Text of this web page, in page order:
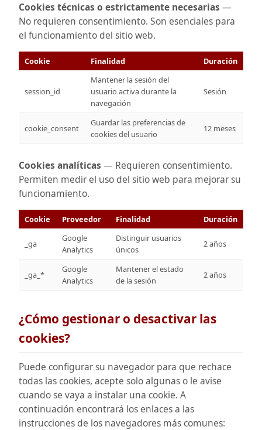
Cookies técnicas o estrictamente necesarias —
No requieren consentimiento. Son esenciales para
el funcionamiento del sitio web.
Cookie Finalidad Duración
session_id
Mantener la sesión del
usuario activa durante la
navegación
Sesión
cookie_consent
Guardar las preferencias de
cookies del usuario
12 meses
Cookies analíticas — Requieren consentimiento.
Permiten medir el uso del sitio web para mejorar su
funcionamiento.
Cookie Proveedor Finalidad Duración
_ga
Google
Analytics
Distinguir usuarios
únicos
2 años
_ga_*
Google
Analytics
Mantener el estado
de la sesión
2 años
¿Cómo gestionar o desactivar las
cookies?
Puede configurar su navegador para que rechace
todas las cookies, acepte solo algunas o le avise
cuando se vaya a instalar una cookie. A
continuación encontrará los enlaces a las
instrucciones de los navegadores más comunes: